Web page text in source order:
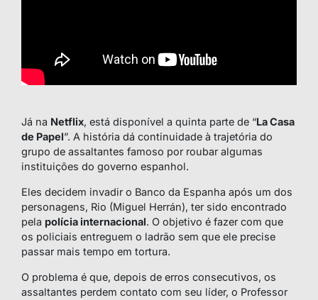
Já na Netflix, está disponível a quinta parte de “La Casa
de Papel”. A história dá continuidade à trajetória do
grupo de assaltantes famoso por roubar algumas
instituições do governo espanhol.
Eles decidem invadir o Banco da Espanha após um dos
personagens, Rio (Miguel Herrán), ter sido encontrado
pela polícia internacional. O objetivo é fazer com que
os policiais entreguem o ladrão sem que ele precise
passar mais tempo em tortura.
O problema é que, depois de erros consecutivos, os
assaltantes perdem contato com seu líder, o Professor